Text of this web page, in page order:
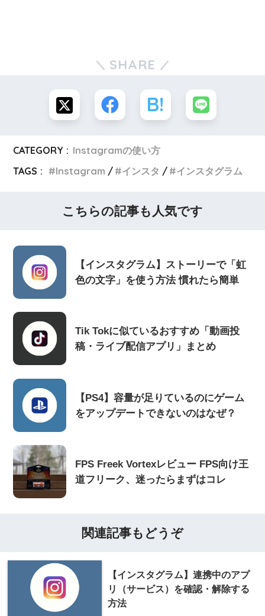
SHARE
CATEGORY : Instagramの使い方
TAGS :
Instagram インスタ インスタグラム
こちらの記事も人気です
【インスタグラム】ストーリーで「虹
色の文字」を使う方法 慣れたら簡単
Tik Tokに似ているおすすめ「動画投
稿・ライブ配信アプリ」まとめ
【PS4】容量が足りているのにゲーム
をアップデートできないのはなぜ？
FPS Freek Vortexレビュー FPS向け王
道フリーク、迷ったらまずはコレ
関連記事もどうぞ
【インスタグラム】連携中のアプ
リ（サービス）を確認・解除する
方法